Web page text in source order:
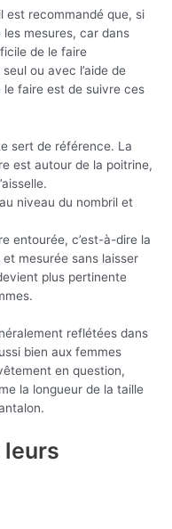
est recommandé que, si
mesures, car dans
de le faire
ou avec l’aide de
le faire est de suivre ces
sert de référence. La
est autour de la poitrine,
niveau du nombril et
entourée, c’est-à-dire la
mesurée sans laisser
plus pertinente
reflétées dans
bien aux femmes
en question,
la longueur de la taille
leurs